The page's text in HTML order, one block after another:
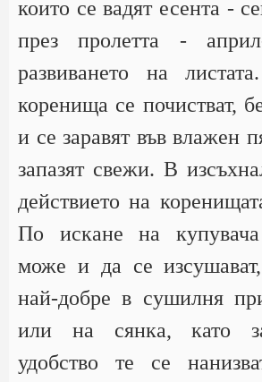
които се вадят есента -
през пролетта -
развиването на
коренища се почистват,
и се заравят във влажен
запазят свежи. В
действието на
По искане на купувача
може и да се изсушават,
най-добре в сушилня
или на сянка, като
удобство те се